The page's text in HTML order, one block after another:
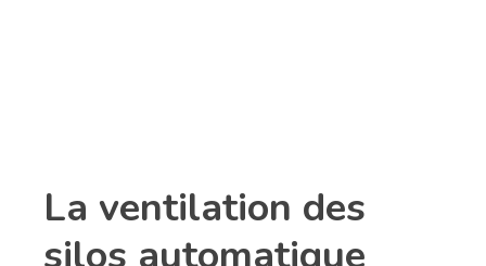
La ventilation des